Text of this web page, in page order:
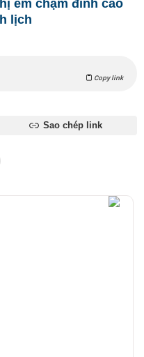
em chạm đỉnh cao
lịch
Copy link
Sao chép link